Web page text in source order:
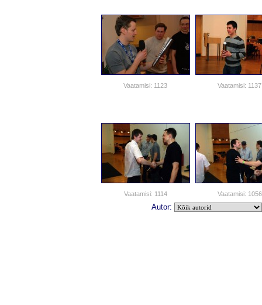
Vaatamisi: 1123 Vaatamisi: 1137
Vaatamisi: 1114 Vaatamisi: 1056
Autor: